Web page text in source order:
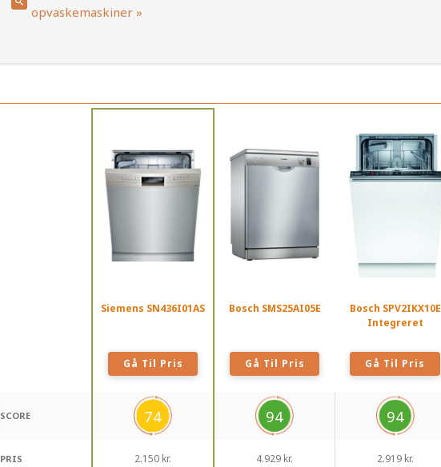
opvaskemaskiner »
Siemens SN436I01AS
Gå Til Pris
Bosch SMS25AI05E
Gå Til Pris
Bosch SPV2IKX10E
Integreret
Gå Til Pris
SCORE 74 94 94
PRIS 2.150 kr. 4.929 kr. 2.919 kr.